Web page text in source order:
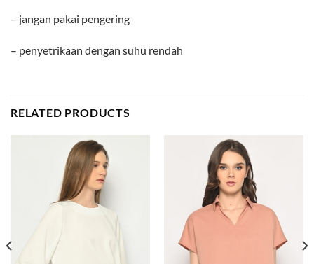
– jangan pakai pengering
– penyetrikaan dengan suhu rendah
RELATED PRODUCTS